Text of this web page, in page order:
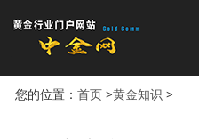
您的位置： 首页>黄金知识 >